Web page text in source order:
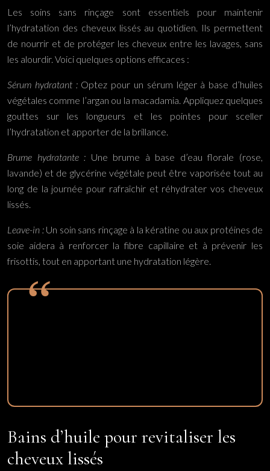
Les soins sans rinçage sont essentiels pour maintenir
l’hydratation des cheveux lissés au quotidien. Ils permettent
de nourrir et de protéger les cheveux entre les lavages, sans
les alourdir. Voici quelques options efficaces :
Sérum hydratant : Optez pour un sérum léger à base d’huiles
végétales comme l’argan ou la macadamia. Appliquez quelques
gouttes sur les longueurs et les pointes pour sceller
l’hydratation et apporter de la brillance.
Brume hydratante : Une brume à base d’eau florale (rose,
lavande) et de glycérine végétale peut être vaporisée tout au
long de la journée pour rafraîchir et réhydrater vos cheveux
lissés.
Leave-in : Un soin sans rinçage à la kératine ou aux protéines de
soie aidera à renforcer la fibre capillaire et à prévenir les
frisottis, tout en apportant une hydratation légère.
Bains d’huile pour revitaliser les
cheveux lissés